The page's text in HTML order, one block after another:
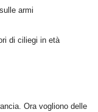
armi
di ciliegi in età
Ora vogliono delle